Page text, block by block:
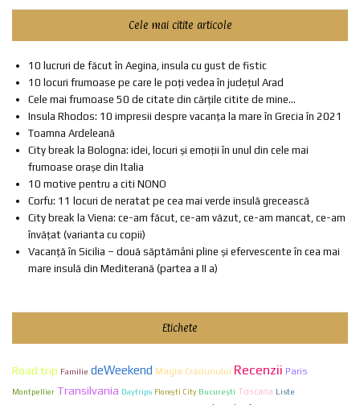
Cele mai citite articole
10 lucruri de făcut în Aegina, insula cu gust de fistic
10 locuri frumoase pe care le poți vedea în județul Arad
Cele mai frumoase 50 de citate din cărțile citite de mine...
Insula Rhodos: 10 impresii despre vacanța la mare în Grecia în 2021
Toamna Ardeleană
City break la Bologna: idei, locuri și emoții în unul din cele mai
frumoase orașe din Italia
10 motive pentru a citi NONO
Corfu: 11 locuri de neratat pe cea mai verde insulă grecească
City break la Viena: ce-am făcut, ce-am văzut, ce-am mancat, ce-am
învățat (varianta cu copii)
Vacanță în Sicilia – două săptămâni pline și efervescente în cea mai
mare insulă din Mediterană (partea a II a)
Etichete
Road trip Familie deWeekend Magia Crăciunului Recenzii Paris
Montpellier Transilvania Daytrips Florești City Bucureşti Toscana Liste